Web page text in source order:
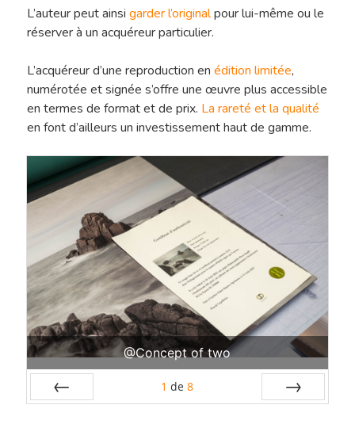
Hit enter to search or ESC to close
L’auteur peut ainsi garder l’originalpour lui-même ou le
réserver à un acquéreur particulier.
L’acquéreur d’une reproduction en édition limitée,
numérotée et signée s’offre une œuvre plus accessible
en termes de format et de prix. La rareté et la qualité
en font d’ailleurs un investissement haut de gamme.
@Concept of two
1 de 8